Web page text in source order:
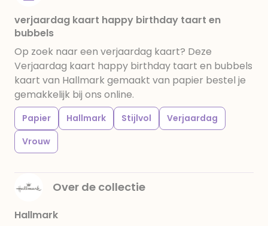
verjaardag kaart happy birthday taart en
bubbels
Op zoek naar een verjaardag kaart? Deze
Verjaardag kaart happy birthday taart en bubbels
kaart van Hallmark gemaakt van papier bestel je
gemakkelijk bij ons online.
Papier Hallmark Stijlvol
Verjaardag
Vrouw
Over de collectie
Hallmark